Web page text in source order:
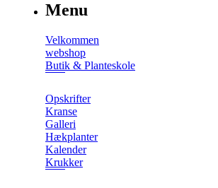
Menu
Velkommen
webshop
Butik & Planteskole
Opskrifter
Kranse
Galleri
Hækplanter
Kalender
Krukker